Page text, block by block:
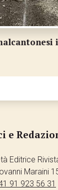
e
Editrice
Maraini
91 923 56 31